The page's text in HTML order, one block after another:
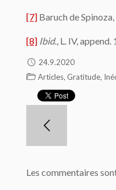
[7] Baruch de Spinoza,
[8] Ibid., L. IV, append.
24.9.2020
Articles, Gratitude,
Les commentaires